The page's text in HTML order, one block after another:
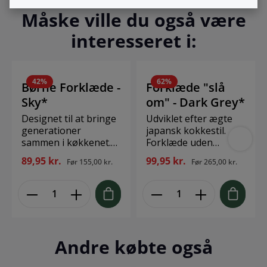
Måske ville du også være
interesseret i:
42%
Børne Forklæde -
Sky*
Designet til at bringe
generationer
sammen i køkkenet.
Dette enkle og
praktiske forklæde
inviterer små kokke til
at hjælpe med
madlavning, bagning
Passer børn i alderen
ca. 3-6 år. 100% GOTS
89,95 kr. Før 155,00 kr.
62%
Forklæde "slå
om" - Dark Grey*
Udviklet efter ægte
japansk kokkestil.
Forklæde uden
stropper, men som
skal bindes om livet.
100% GOTS certified
organic cotton
99,95 kr. Før265,00 kr.
Andre købte også